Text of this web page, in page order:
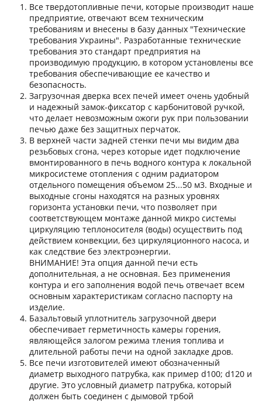
Все твердотопливные печи, которые производит наше
предприятие, отвечают всем техническим
требованиям и внесены в базу данных "Технические
требования Украины". Разработанные технические
требования это стандарт предприятия на
производимую продукцию, в котором установлены все
требования обеспечивающие ее качество и
безопасность.
Загрузочная дверка всех печей имеет очень удобный
и надежный замок-фиксатор с карбонитовой ручкой,
что делает невозможным ожоги рук при пользовании
печью даже без защитных перчаток.
В верхней части задней стенки печи мы видим два
резьбовых сгона, через которые идет подключение
вмонтированного в печь водного контура к локальной
микросистеме отопления с одним радиатором
отдельного помещения объемом 25...50 м3. Входные и
выходные сгоны находятся на разных уровнях
горизонта установки печи, что позволяет при
соответствующем монтаже данной микро системы
циркуляцию теплоносителя (воды) осуществить под
действием конвекции, без циркуляционного насоса, и
как следствие без электроэнергии.
ВНИМАНИЕ! Эта опция данной печи есть
дополнительная, а не основная. Без применения
контура и его заполнения водой печь отвечает всем
основным характеристикам согласно паспорту на
изделие.
Базальтовый уплотнитель загрузочной двери
обеспечивает герметичность камеры горения,
являющейся залогом режима тления топлива и
длительной работы печи на одной закладке дров.
Все печи изготовителей имеют обозначенный
диаметр выходного патрубка, как пример d100; d120 и
другие. Это условный диаметр патрубка, который
должен быть соединен с дымовой трбой